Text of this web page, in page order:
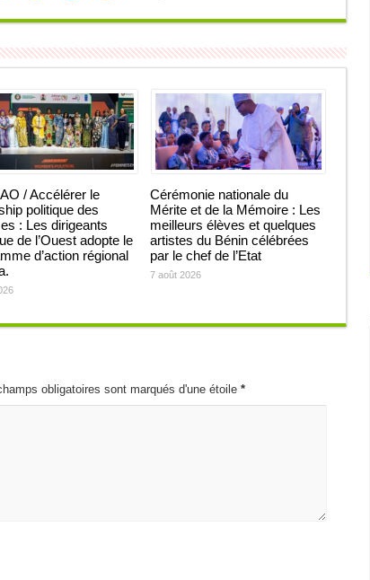
/ Accélérer le
politique des
: Les dirigeants
de l’Ouest adopte le
d’action régional
Cérémonie nationale du
Mérite et de la Mémoire : Les
meilleurs élèves et quelques
artistes du Bénin célébrées
par le chef de l’Etat
7 août 2026
obligatoires sont marqués d'une étoile *